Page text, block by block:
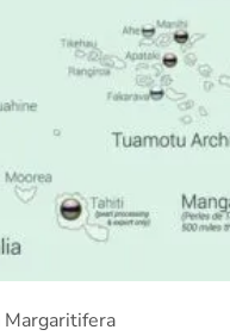
Margaritifera